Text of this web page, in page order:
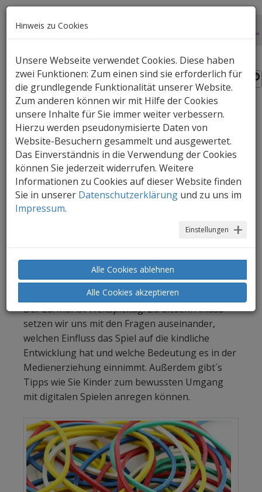
Seite 25 von 26
vorherige 1 … 24 25 26 nächste
pixabay.com
Weltspieltag - Das Spiel in der Medienerziehung
Der 28. Mai ist Weltspieltag. Zu diesem Anlass
setzen wir uns mit den Fragen auseinander,
welchen Einfluss das Spiel auf die kindliche
Entwicklung hat und welche Bedeutung es in der
Medienerziehung einnimmt. Außerdem gibt´s
Tipps wie Sie Kinder zum bewussten Umgang
mit digitalen Spielen anregen können.
Hinweis zu Cookies
Unsere Webseite verwendet Cookies. Diese haben
zwei Funktionen: Zum einen sind sie erforderlich für
die grundlegende Funktionalität unserer Website.
Zum anderen können wir mit Hilfe der Cookies
unsere Inhalte für Sie immer weiter verbessern.
Hierzu werden pseudonymisierte Daten von
Website-Besuchern gesammelt und ausgewertet.
Das Einverständnis in die Verwendung der Cookies
können Sie jederzeit widerrufen. Weitere
Informationen zu Cookies auf dieser Website finden
Sie in unserer Datenschutzerklärung und zu uns im
Impressum.
Einstellungen
Alle Cookies ablehnen
Alle Cookies akzeptieren